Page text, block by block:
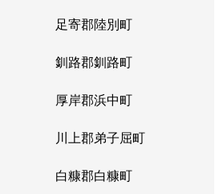
足寄郡陸別町
釧路郡釧路町
厚岸郡浜中町
川上郡弟子屈町
白糠郡白糠町